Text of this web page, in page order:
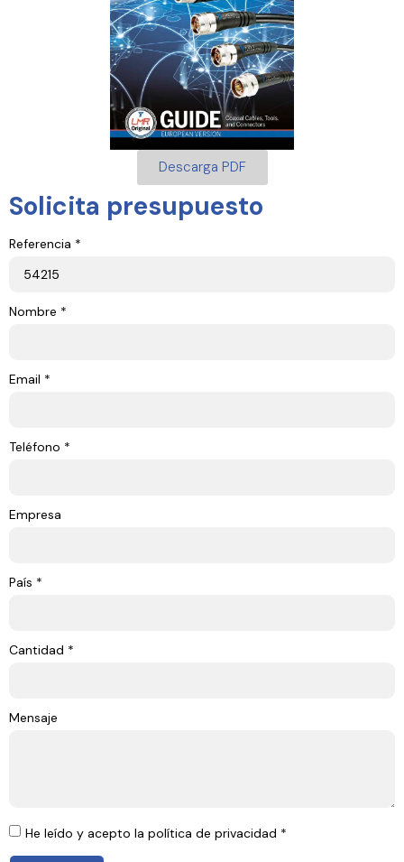
Descarga PDF
Solicita presupuesto
Referencia *
Nombre *
Email *
Teléfono *
Empresa
País *
Cantidad *
Mensaje
He leído y acepto la política de privacidad *